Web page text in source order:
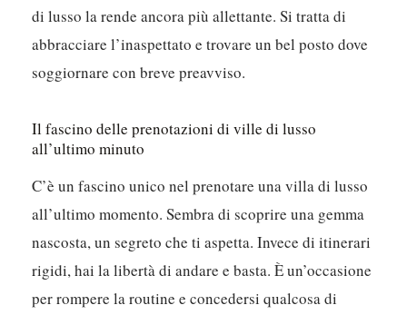
di lusso la rende ancora più allettante. Si tratta di
abbracciare l’inaspettato e trovare un bel posto dove
soggiornare con breve preavviso.
Il fascino delle prenotazioni di ville di lusso
all’ultimo minuto
C’è un fascino unico nel prenotare una villa di lusso
all’ultimo momento. Sembra di scoprire una gemma
nascosta, un segreto che ti aspetta. Invece di itinerari
rigidi, hai la libertà di andare e basta. È un’occasione
per rompere la routine e concedersi qualcosa di